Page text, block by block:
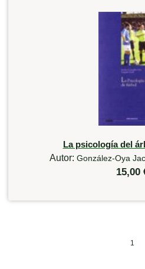
La psicología del
Autor: González-Oya
15,00
1